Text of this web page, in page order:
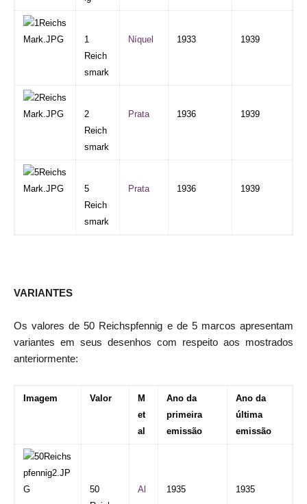
1
Reich
smark
Níquel 1933 1939
2
Reich
smark
Prata 1936 1939
5
Reich
smark
Prata 1936 1939
VARIANTES
Os valores de 50 Reichspfennig e de 5 marcos apresentam
variantes em seus desenhos com respeito aos mostrados
anteriormente:
Imagem Valor
M
et
al
Ano da
primeira
emissão
Ano da
última
emissão
50
Al
1935 1935